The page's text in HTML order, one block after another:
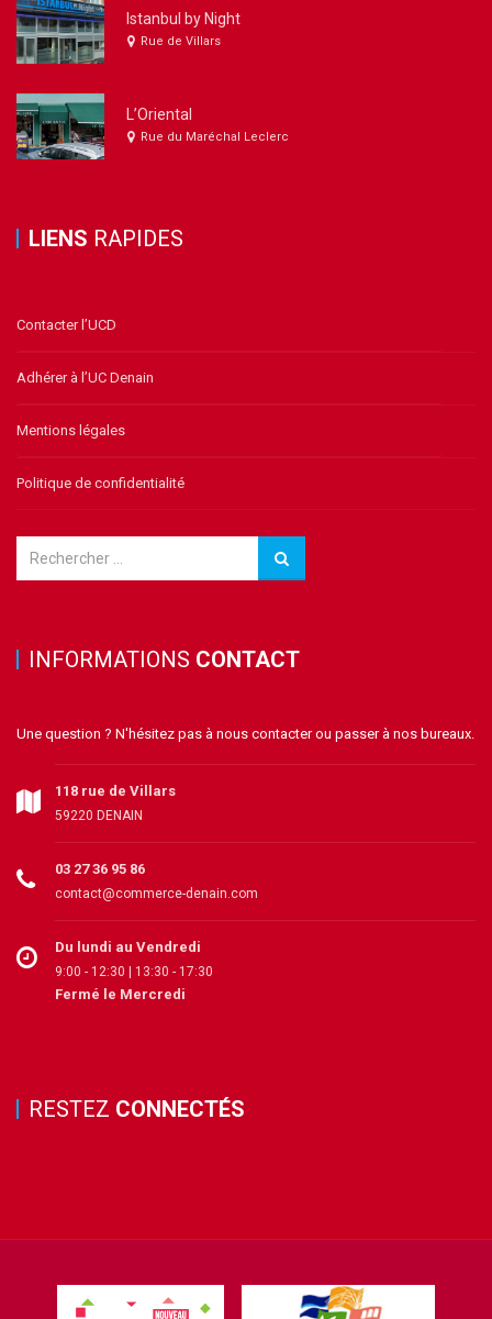
Istanbul by Night
Rue de Villars
L’Oriental
Rue du Maréchal Leclerc
LIENS RAPIDES
Contacter l’UCD
Adhérer à l’UC Denain
Mentions légales
Politique de confidentialité
INFORMATIONS CONTACT
Une question ? N'hésitez pas à nous contacter ou passer à nos bureaux.
118 rue de Villars
59220 DENAIN
03 27 36 95 86
contact@commerce-denain.com
Du lundi au Vendredi
9:00 - 12:30 | 13:30 - 17:30
Fermé le Mercredi
RESTEZ CONNECTÉS